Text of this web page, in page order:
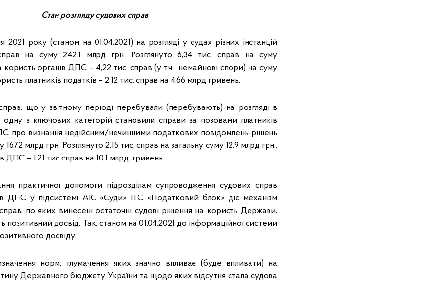
Стан розгляду судових справ
2021 року (станом на 01.04.2021) на розгляді у судах різних інстанцій
на суму 242,1 млрд грн. Розглянуто 6,34 тис. справ на суму
користь органів ДПС – 4,22 тис. справ (у т.ч. немайнові спори) на суму
платників податків – 2,12 тис. справ на 4,66 млрд гривень.
справ, що у звітному періоді перебували (перебувають) на розгляді в
одну з ключових категорій становили справи за позовами платників
про визнання недійсним/нечинними податкових повідомлень-рішень
167,2 млрд грн. Розглянуто 2,16 тис. справ на загальну суму 12,9 млрд грн.,
ДПС – 1,21 тис справ на 10,1 млрд. гривень.
практичної допомоги підрозділам супроводження судових справ
ДПС у підсистемі АІС «Суди» ІТС «Податковий блок» діє механізм
справ, по яких винесені остаточні судові рішення на користь Держави,
позитивний досвід. Так, станом на 01.04.2021 до інформаційної системи
досвіду.
норм, тлумачення яких значно впливає (буде впливати) на
Державного бюджету України та щодо яких відсутня стала судова